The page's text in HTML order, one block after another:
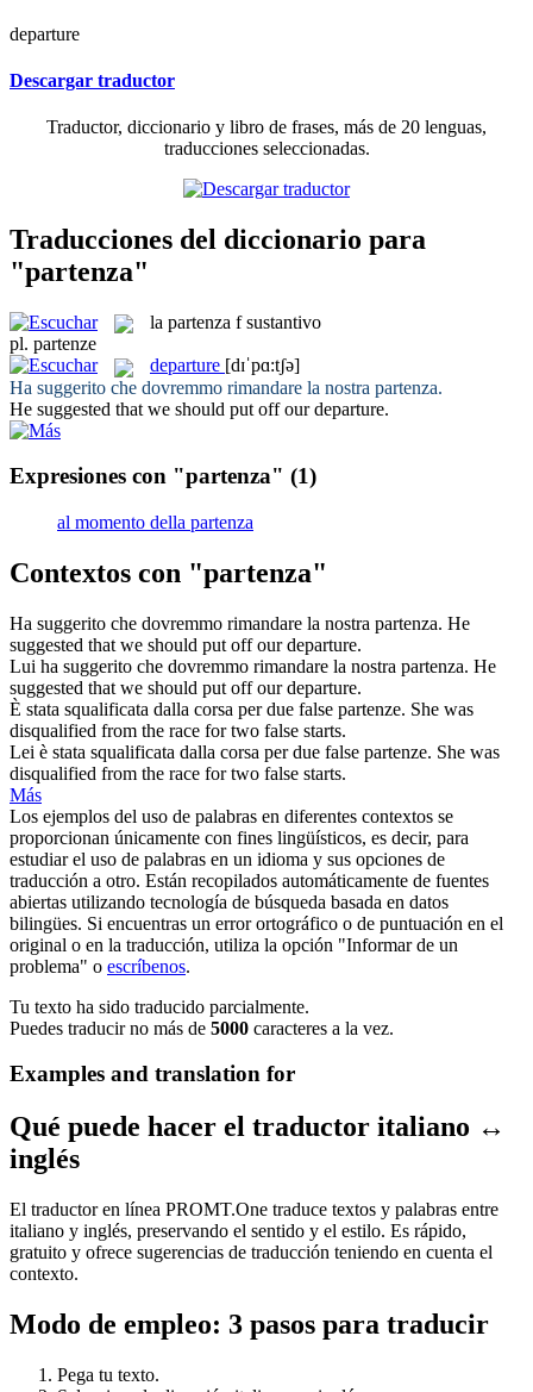
departure
Descargar traductor
Traductor, diccionario y libro de frases, más de 20 lenguas,
traducciones seleccionadas.
Traducciones del diccionario para
"partenza"
la partenza f sustantivo
pl. partenze
departure [dɪˈpɑ:tʃə]
Ha suggerito che dovremmo rimandare la nostra partenza.
He suggested that we should put off ourdeparture.
Expresiones con "partenza" (1)
al momento della partenza
Contextos con "partenza"
Ha suggerito che dovremmo rimandare la nostra partenza. He
suggested that we should put off ourdeparture.
Lui ha suggerito che dovremmo rimandare la nostra partenza. He
suggested that we should put off ourdeparture.
È stata squalificata dalla corsa per due false partenze. She was
disqualified from the race for two false starts.
Lei è stata squalificata dalla corsa per due false partenze. She was
disqualified from the race for two false starts.
Más
Los ejemplos del uso de palabras en diferentes contextos se
proporcionan únicamente con fines lingüísticos, es decir, para
estudiar el uso de palabras en un idioma y sus opciones de
traducción a otro. Están recopilados automáticamente de fuentes
abiertas utilizando tecnología de búsqueda basada en datos
bilingües. Si encuentras un error ortográfico o de puntuación en el
original o en la traducción, utiliza la opción "Informar de un
problema" o escríbenos.
Tu texto ha sido traducido parcialmente.
Puedes traducir no más de 5000 caracteres a la vez.
Examples and translation for
Qué puede hacer el traductor italiano ↔
inglés
El traductor en línea PROMT.One traduce textos y palabras entre
italiano y inglés, preservando el sentido y el estilo. Es rápido,
gratuito y ofrece sugerencias de traducción teniendo en cuenta el
contexto.
Modo de empleo: 3 pasos para traducir
Pega tu texto.